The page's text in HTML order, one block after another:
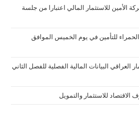
الأمين للاستثمار المالي اعتبارا من جلسة
الحمراء للتأمين في يوم الخميس الموافق
البيانات المالية الفصلية للفصل الثاني
للاستثمار والتمويل